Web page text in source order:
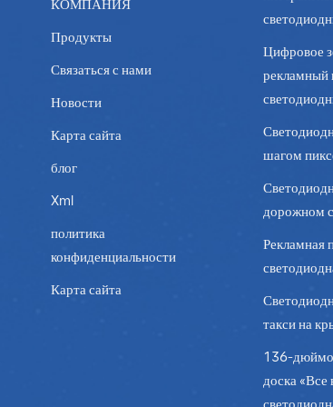
соответствии со своими уникальными
будущего технологий залов заседаний
универсальные варианты отображения
стена Mykas для зала заседаний.
оставаться важнейшим элементом в
что приведет к более эффективному
КОМПАНИЯ
Продукты
Связаться с нами
Новости
Карта сайта
блог
Xml
политика
конфиденциальности
Карта сайта
Цифровое
рекламный
шагом
дорожном
Рекламная
такси на
136-
доска «Все